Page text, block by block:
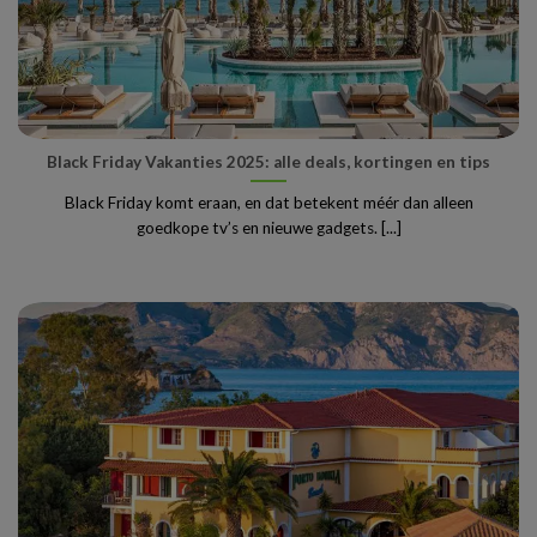
Black Friday Vakanties 2025: alle deals, kortingen en tips
Black Friday komt eraan, en dat betekent méér dan alleen
goedkope tv’s en nieuwe gadgets. [...]